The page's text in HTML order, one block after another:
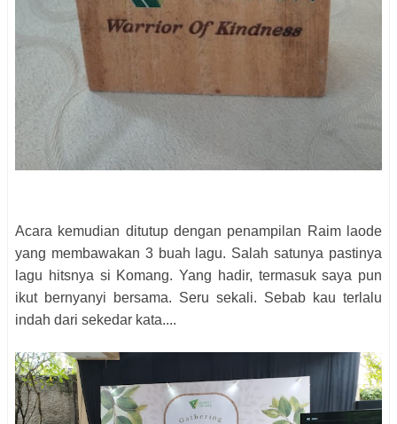
Acara kemudian ditutup dengan penampilan Raim laode
yang membawakan 3 buah lagu. Salah satunya pastinya
lagu hitsnya si Komang. Yang hadir, termasuk saya pun
ikut bernyanyi bersama. Seru sekali. Sebab kau terlalu
indah dari sekedar kata....